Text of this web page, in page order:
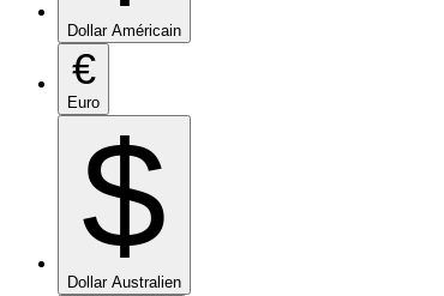
Dollar Américain
€
Euro
$
Dollar Australien